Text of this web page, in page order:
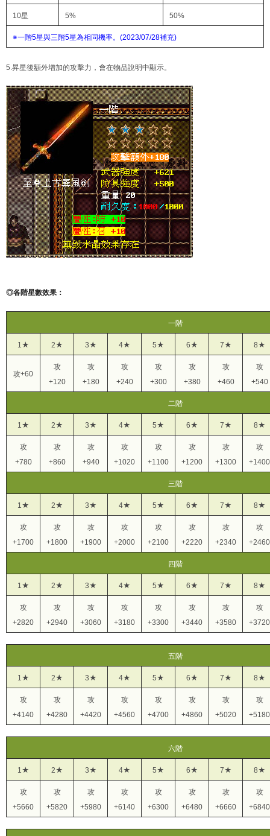
10星 5% 50%
※一階5星與三階5星為相同機率。(2023/07/28補充)
5.昇星後額外增加的攻擊力，會在物品說明中顯示。
◎各階星數效果：
一階
1★ 2★ 3★ 4★ 5★ 6★ 7★ 8★
攻+60
攻
+120
攻
+180
攻
+240
攻
+300
攻
+380
攻
+460
攻
+540
二階
1★ 2★ 3★ 4★ 5★ 6★ 7★ 8★
攻
+780
攻
+860
攻
+940
攻
+1020
攻
+1100
攻
+1200
攻
+1300
攻
+1400
三階
1★ 2★ 3★ 4★ 5★ 6★ 7★ 8★
攻
+1700
攻
+1800
攻
+1900
攻
+2000
攻
+2100
攻
+2220
攻
+2340
攻
+2460
四階
1★ 2★ 3★ 4★ 5★ 6★ 7★ 8★
攻
+2820
攻
+2940
攻
+3060
攻
+3180
攻
+3300
攻
+3440
攻
+3580
攻
+3720
五階
1★ 2★ 3★ 4★ 5★ 6★ 7★ 8★
攻
+4140
攻
+4280
攻
+4420
攻
+4560
攻
+4700
攻
+4860
攻
+5020
攻
+5180
六階
1★ 2★ 3★ 4★ 5★ 6★ 7★ 8★
攻
+5660
攻
+5820
攻
+5980
攻
+6140
攻
+6300
攻
+6480
攻
+6660
攻
+6840